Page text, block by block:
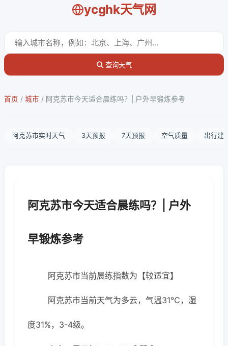
ycghk天气网
查询天气
首页 / 城市 / 阿克苏市今天适合晨练吗？| 户外早锻炼参考
阿克苏市实时天气 3天预报 7天预报 空气质量 出行建
阿克苏市今天适合晨练吗？| 户外
早锻炼参考
阿克苏市当前晨练指数为【较适宜】
阿克苏市当前天气为多云，气温31℃，湿
度31%，3-4级。